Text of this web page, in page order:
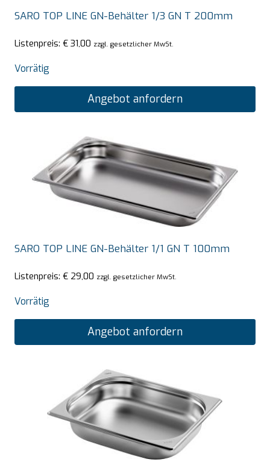
SARO TOP LINE GN-Behälter 1/3 GN T 200mm
Listenpreis: € 31,00 zzgl. gesetzlicher MwSt.
Vorrätig
Angebot anfordern
SARO TOP LINE GN-Behälter 1/1 GN T 100mm
Listenpreis: € 29,00 zzgl. gesetzlicher MwSt.
Vorrätig
Angebot anfordern